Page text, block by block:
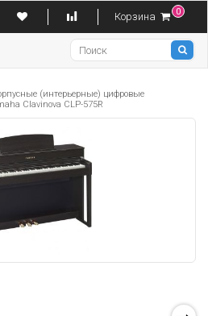
Корзина 0
(интерьерные) цифровые
Clavinova CLP-575R